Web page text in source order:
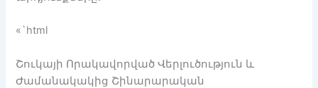
«`html
Շուկայի Որակավորված Վերլուծություն և
Ժամանակակից Շինարարական